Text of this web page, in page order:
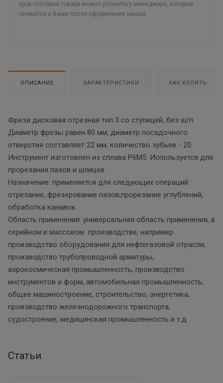
срок поставки товара можно уточнить у менеджера, который
свяжется с Вами после оформления заказа.
ОПИСАНИЕ ХАРАКТЕРИСТИКИ КАК КУПИТЬ
Фреза дисковая отрезная тип 3 со ступицей, без ш/п.
Диаметр фрезы равен 80 мм, диаметр посадочного
отверстия составляет 22 мм, количество зубьев - 20.
Инструмент изготовлен из сплава Р6М5. Используется для
прорезания пазов и шлицев.
Назначение: применяется для следующих операций:
отрезание, фрезерование пазов,прорезание углублений,
обработка канавок
Область применения: универсальная область применения, в
серийном и массовом производстве, например
производство оборудования для нефтегазовой отрасли,
производство трубопроводной арматуры,
аэрокосмическая промышленность, производство
инструментов и форм, автомобильная промышленность,
общее машиностроение, строительство, энергетика,
производство железнодорожного транспорта,
судостроение, медицинская промышленность и т.д
Статьи